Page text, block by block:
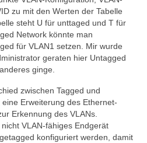
zu mit den Werten der Tabelle
steht U für unttaged und T für
Network könnte man
für VLAN1 setzen. Mir wurde
geraten hier Untagged
ginge.
zwischen Tagged und
Erweiterung des Ethernet-
Erkennung des VLANs.
VLAN-fähiges Endgerät
konfiguriert werden, damit